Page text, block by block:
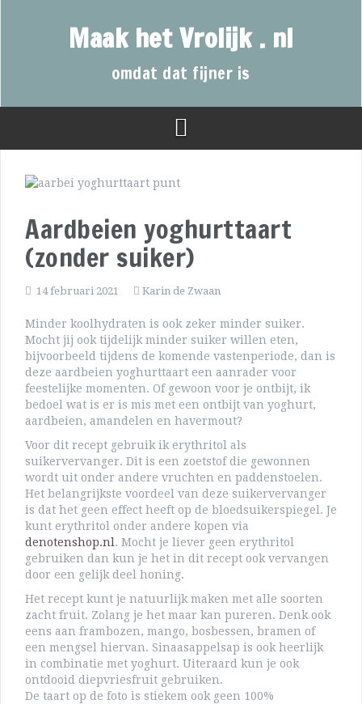
Maak het Vrolijk . nl
omdat dat fijner is
Aardbeien yoghurttaart
(zonder suiker)
14 februari 2021 Karin de Zwaan
Minder koolhydraten is ook zeker minder suiker.
Mocht jij ook tijdelijk minder suiker willen eten,
bijvoorbeeld tijdens de komende vastenperiode, dan is
deze aardbeien yoghurttaart een aanrader voor
feestelijke momenten. Of gewoon voor je ontbijt, ik
bedoel wat is er is mis met een ontbijt van yoghurt,
aardbeien, amandelen en havermout?
Voor dit recept gebruik ik erythritol als
suikervervanger. Dit is een zoetstof die gewonnen
wordt uit onder andere vruchten en paddenstoelen.
Het belangrijkste voordeel van deze suikervervanger
is dat het geen effect heeft op de bloedsuikerspiegel. Je
kunt erythritol onder andere kopen via
denotenshop.nl. Mocht je liever geen erythritol
gebruiken dan kun je het in dit recept ook vervangen
door een gelijk deel honing.
Het recept kunt je natuurlijk maken met alle soorten
zacht fruit. Zolang je het maar kan pureren. Denk ook
eens aan frambozen, mango, bosbessen, bramen of
een mengsel hiervan. Sinaasappelsap is ook heerlijk
in combinatie met yoghurt. Uiteraard kun je ook
ontdooid diepvriesfruit gebruiken.
De taart op de foto is stiekem ook geen 100%